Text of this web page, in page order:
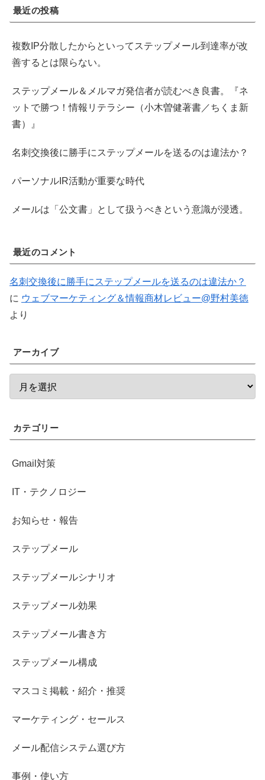
最近の投稿
複数IP分散したからといってステップメール到達率が改
善するとは限らない。
ステップメール＆メルマガ発信者が読むべき良書。『ネ
ットで勝つ！情報リテラシー（小木曽健著書／ちくま新
書）』
名刺交換後に勝手にステップメールを送るのは違法か？
パーソナルIR活動が重要な時代
メールは「公文書」として扱うべきという意識が浸透。
最近のコメント
名刺交換後に勝手にステップメールを送るのは違法か？
に ウェブマーケティング＆情報商材レビュー@野村美徳
より
アーカイブ
カテゴリー
Gmail対策
IT・テクノロジー
お知らせ・報告
ステップメール
ステップメールシナリオ
ステップメール効果
ステップメール書き方
ステップメール構成
マスコミ掲載・紹介・推奨
マーケティング・セールス
メール配信システム選び方
事例・使い方